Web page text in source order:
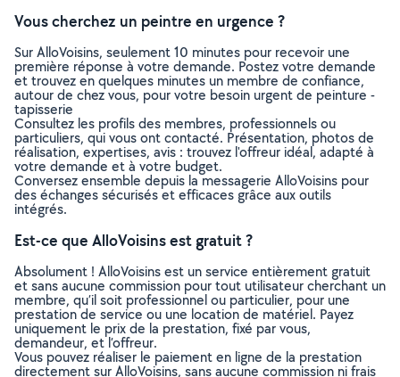
Vous cherchez un peintre en urgence ?
Sur AlloVoisins, seulement 10 minutes pour recevoir une
première réponse à votre demande. Postez votre demande
et trouvez en quelques minutes un membre de confiance,
autour de chez vous, pour votre besoin urgent de peinture -
tapisserie
Consultez les profils des membres, professionnels ou
particuliers, qui vous ont contacté. Présentation, photos de
réalisation, expertises, avis : trouvez l'offreur idéal, adapté à
votre demande et à votre budget.
Conversez ensemble depuis la messagerie AlloVoisins pour
des échanges sécurisés et efficaces grâce aux outils
intégrés.
Est-ce que AlloVoisins est gratuit ?
Absolument ! AlloVoisins est un service entièrement gratuit
et sans aucune commission pour tout utilisateur cherchant un
membre, qu’il soit professionnel ou particulier, pour une
prestation de service ou une location de matériel. Payez
uniquement le prix de la prestation, fixé par vous,
demandeur, et l’offreur.
Vous pouvez réaliser le paiement en ligne de la prestation
directement sur AlloVoisins, sans aucune commission ni frais